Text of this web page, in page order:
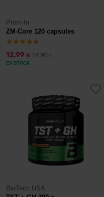
Prom-In
ZM-Core 120 capsules
12,99 € 14,90€
EN STOCK
BioTech USA